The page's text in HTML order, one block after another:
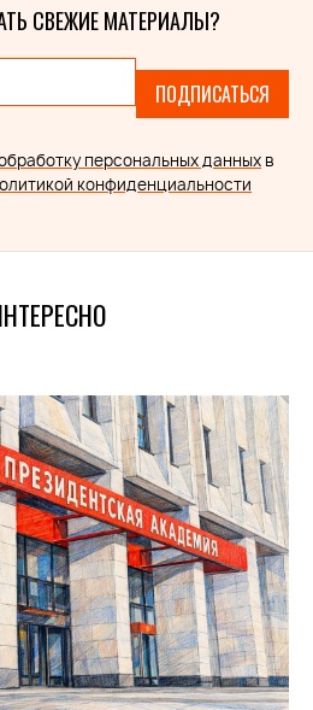
СВЕЖИЕ МАТЕРИАЛЫ?
ПОДПИСАТЬСЯ
персональных данных в
конфиденциальности